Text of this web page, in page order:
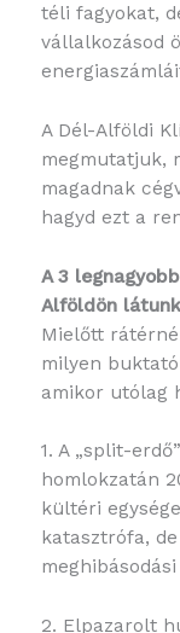
téli fagyokat,
vállalkozásod
A Dél-Alföldi
megmutatjuk,
magadnak
hagyd ezt a
A 3
Alföldön látunk
Mielőtt
milyen
amikor utólag
1. A „split-
homlokzatán
kültéri
katasztrófa,
2. Elpazarolt